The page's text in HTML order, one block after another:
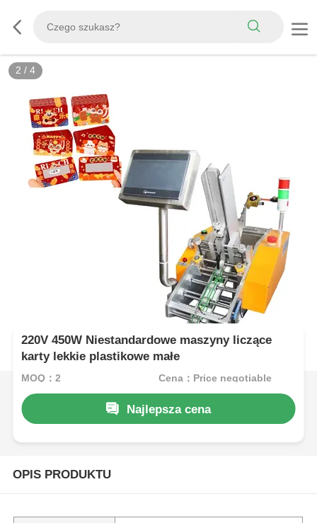
2 / 4
220V 450W Niestandardowe maszyny liczące
karty lekkie plastikowe małe
MOQ：2 Cena：Price negotiable
Najlepsza cena
OPIS PRODUKTU